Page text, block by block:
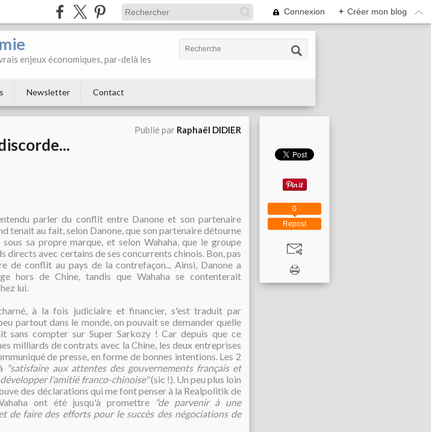
Connexion + Créer mon blog
enjeux économiques, par-delà les
Newsletter Contact
Publié par Raphaël DIDIER
parler du conflit entre Danone et son partenaire
tenait au fait, selon Danone, que son partenaire détourne
sa propre marque, et selon Wahaha, que le groupe
directs avec certains de ses concurrents chinois. Bon, pas
de conflit au pays de la contrefaçon... Ainsi, Danone a
hors de Chine, tandis que Wahaha se contenterait
lui.
à la fois judiciaire et financier, s'est traduit par
partout dans le monde, on pouvait se demander quelle
sans compter sur Super Sarkozy ! Car depuis que ce
milliards de contrats avec la Chine, les deux entreprises
de presse, en forme de bonnes intentions. Les 2
"satisfaire aux attentes des gouvernements français et
l'amitié franco-chinoise"(sic !). Un peu plus loin
des déclarations qui me font penser à la Realpolitik de
ont été jusqu'à promettre
"de parvenir à une
de faire des efforts pour le succès des négociations de
Repost
0